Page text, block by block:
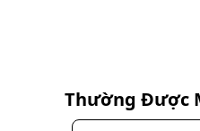
Thường Được